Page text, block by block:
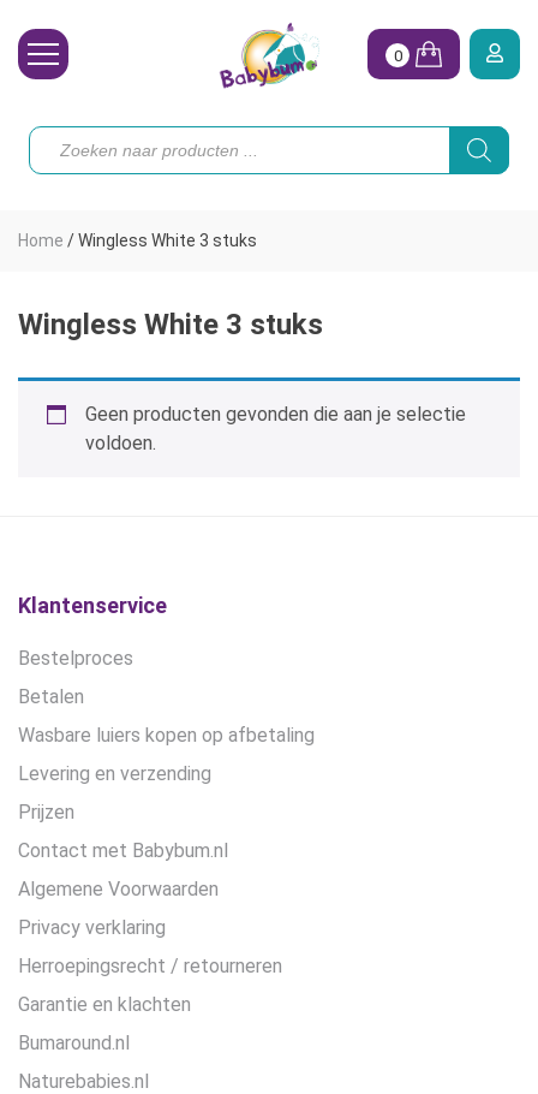
Toebehoren
Koopjes
Hoe begin ik?
0
Producten
zoeken
Home /Wingless White 3 stuks
Wingless White 3 stuks
Geen producten gevonden die aan je selectie
voldoen.
Klantenservice
Bestelproces
Betalen
Wasbare luiers kopen op afbetaling
Levering en verzending
Prijzen
Contact met Babybum.nl
Algemene Voorwaarden
Privacy verklaring
Herroepingsrecht / retourneren
Garantie en klachten
Bumaround.nl
Naturebabies.nl